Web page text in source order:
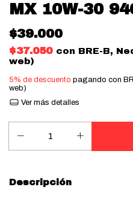
MX 10W-30
$39.000
$37.050 con BRE-B,
web)
5% de descuento pagando con
web)
Ver más detalles
Descripción